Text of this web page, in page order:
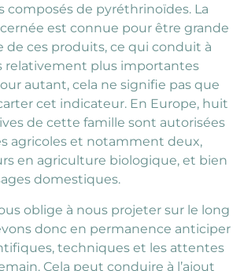
composés de pyréthrinoïdes. La
est connue pour être grande
de ces produits, ce qui conduit à
relativement plus importantes
autant, cela ne signifie pas que
cet indicateur. En Europe, huit
de cette famille sont autorisées
agricoles et notamment deux,
en agriculture biologique, et bien
domestiques.
oblige à nous projeter sur le long
donc en permanence anticiper
techniques et les attentes
Cela peut conduire à l’ajout